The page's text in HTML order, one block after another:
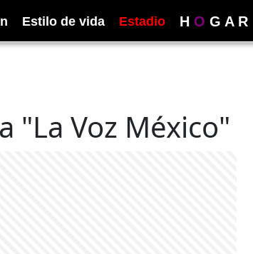
Estilo de vida Estadio H O G A R
"La Voz México"